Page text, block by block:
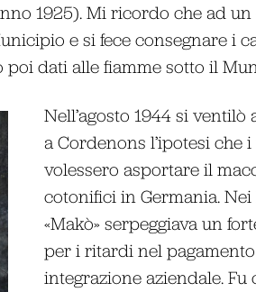
1925). Mi ricordo che ad
e si fece consegnare i
poi dati alle fiamme sotto il
Nell’agosto 1944 si ventilò
a Cordenons l’ipotesi che
volessero asportare il
cotonifici in Germania.
«Makò» serpeggiava un
per i ritardi nel
integrazione aziendale. Fu